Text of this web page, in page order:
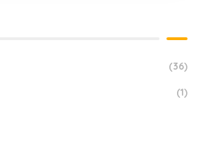
(36)
(1)